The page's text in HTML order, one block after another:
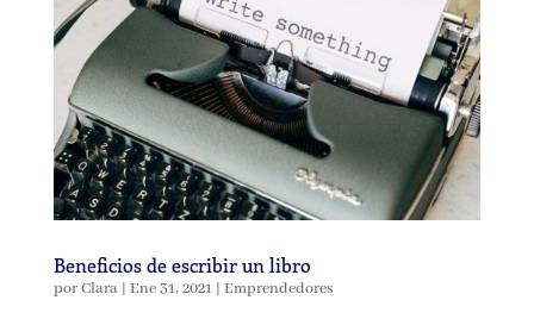
Beneficios de escribir un libro
porClara| Ene 31, 2021| Emprendedores